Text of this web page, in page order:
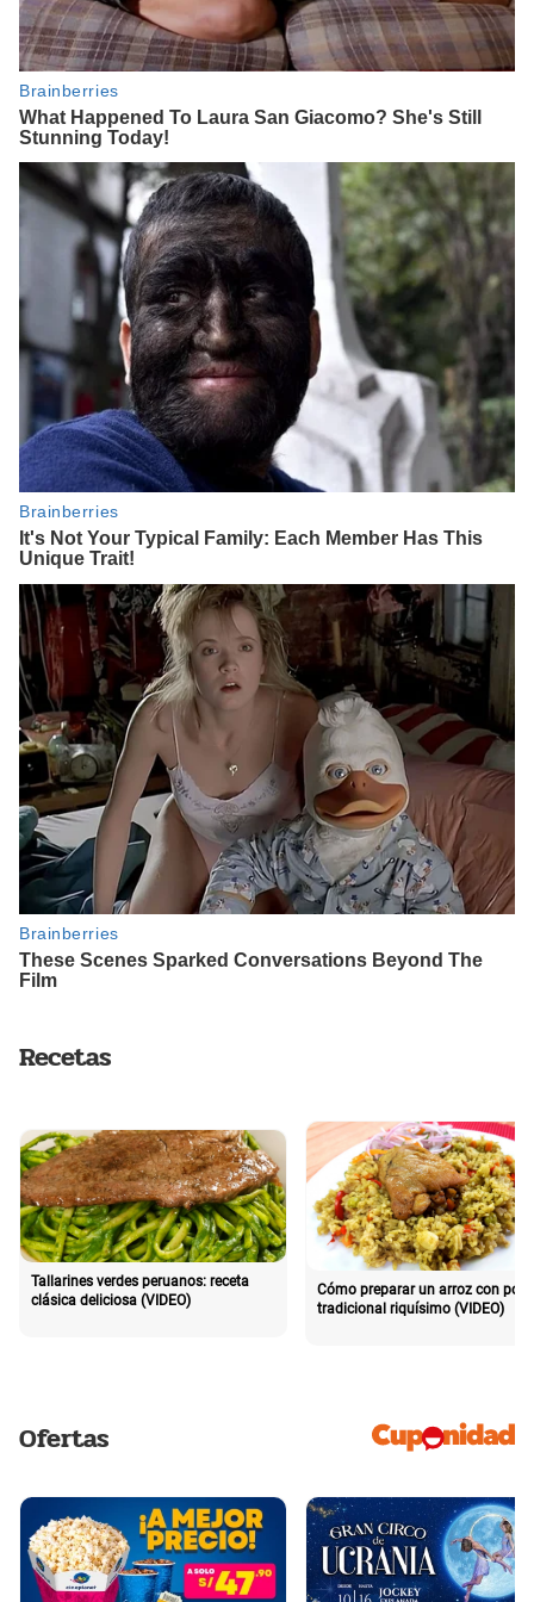
Recetas
Tallarines verdes peruanos: receta
clásica deliciosa (VIDEO)
Cómo preparar un arroz con pollo
tradicional riquísimo (VIDEO)
Ofertas